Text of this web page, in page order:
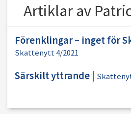
Artiklar av
Förenklingar – inget för
Skattenytt 4/2021
Särskilt yttrande